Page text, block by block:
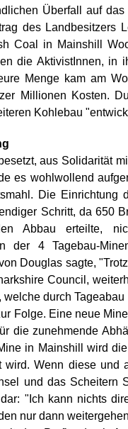
Überfall auf
des
Coal in Mainshill
die AktivistInnen,
Menge kam am
Millionen Kosten.
Kohlebau
aus Solidarität
es wohlwollend
Die
Schritt, da 650
Abbau erteilte,
der 4 Tagebau-
Douglas sagte,
Council,
durch
Folge. Eine neue
die zunehmende
in Mainshill wird
wird. Wenn diese
und das Scheitern
"Ich kann nichts
nur dann